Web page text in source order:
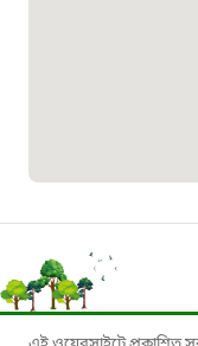
১৬৫৭৫
ই-জিপি